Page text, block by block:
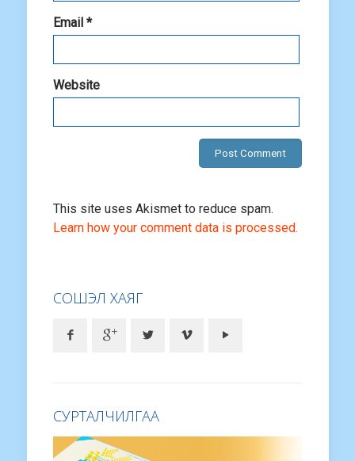
Email *
Website
This site uses Akismet to reduce spam.
Learn how your comment data is processed.
СОШЭЛ ХАЯГ
СУРТАЛЧИЛГАА